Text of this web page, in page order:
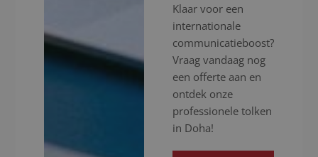
Klaar voor een
internationale
communicatieboost?
Vraag vandaag nog
een offerte aan en
ontdek onze
professionele tolken
in Doha!